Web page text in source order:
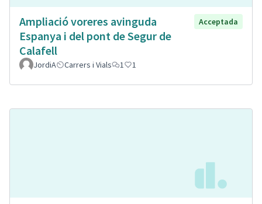
Ampliació voreres avinguda
Espanya i del pont de Segur de
Calafell
Acceptada
JordiA Carrers i Vials 1 1